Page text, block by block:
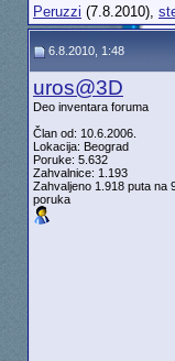
Peruzzi (7.8.2010),
6.8.2010, 1:48
uros@3D
Deo inventara foruma
Član od: 10.6.2006.
Lokacija: Beograd
Poruke: 5.632
Zahvalnice: 1.193
Zahvaljeno 1.918 puta na
poruka